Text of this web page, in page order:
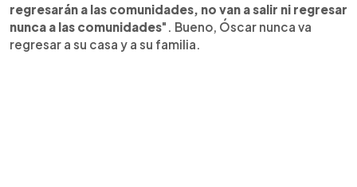
regresarán a las comunidades, no van a salir ni regresar
nunca a las comunidades". Bueno, Óscar nunca va
regresar a su casa y a su familia.